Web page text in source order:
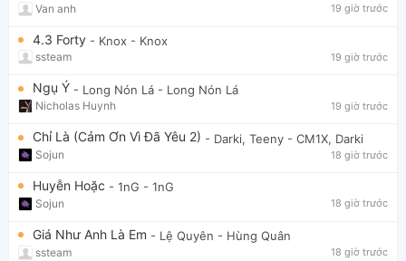
Van anh 19 giờ trước
4.3 Forty - Knox - Knox
ssteam 19 giờ trước
Ngụ Ý - Long Nón Lá - Long Nón Lá
Nicholas Huynh 19 giờ trước
Chỉ Là (Cảm Ơn Vì Đã Yêu 2) - Darki, Teeny - CM1X, Darki
Sojun 18 giờ trước
Huyễn Hoặc - 1nG - 1nG
Sojun 18 giờ trước
Giá Như Anh Là Em - Lệ Quyên - Hùng Quân
ssteam 18 giờ trước